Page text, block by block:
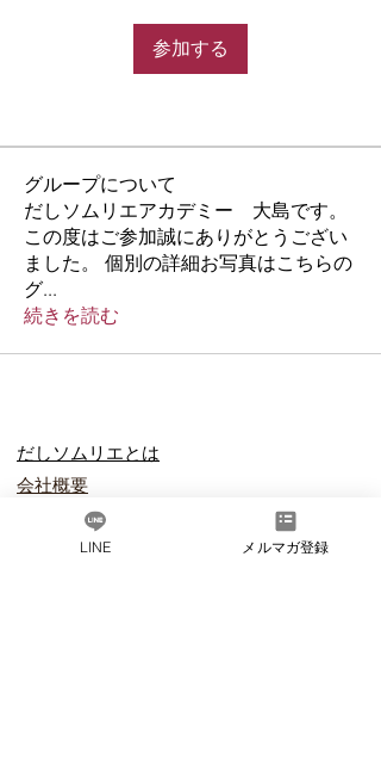
参加する
グループについて
だしソムリエアカデミー 大島です。
この度はご参加誠にありがとうござい
ました。 個別の詳細お写真はこちらの
グ...
続きを読む
だしソムリエとは​
会社概要
​よくある質問
お問い合わせ
LINE メルマガ登録